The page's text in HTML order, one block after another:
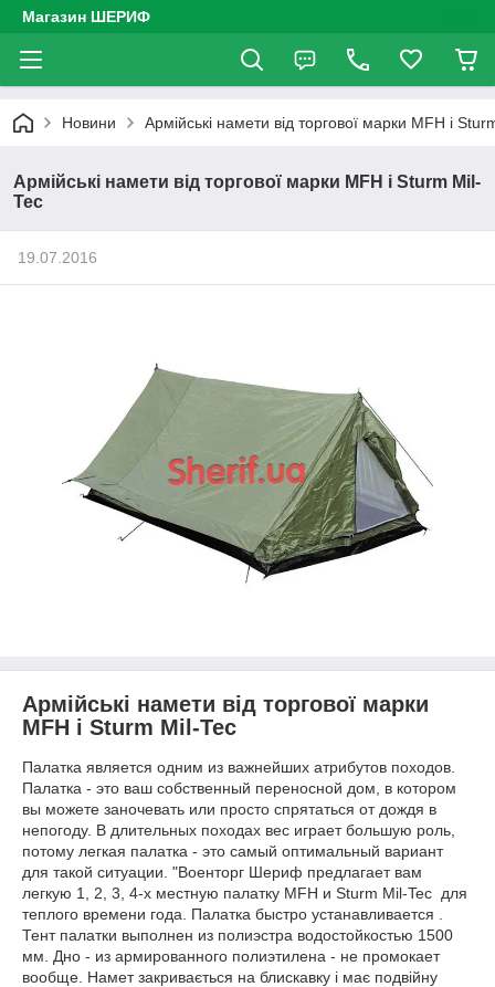
Магазин ШЕРИФ
Новини Армійські намети від торгової марки MFH і
Армійські намети від торгової марки MFH і Sturm Mil-
Tec
19.07.2016
Армійські намети від торгової марки
MFH і Sturm Mil-Tec
Палатка является одним из важнейших атрибутов походов.
Палатка - это ваш собственный переносной дом, в котором
вы можете заночевать или просто спрятаться от дождя в
непогоду. В длительных походах вес играет большую роль,
потому легкая палатка - это самый оптимальный вариант
для такой ситуации. "Военторг Шериф предлагает вам
легкую 1, 2, 3, 4-х местную палатку MFH и Sturm Mil-Tec для
теплого времени года. Палатка быстро устанавливается .
Тент палатки выполнен из полиэстра водостойкостью 1500
мм. Дно - из армированного полиэтилена - не промокает
вообще. Намет закривається на блискавку і має подвійну